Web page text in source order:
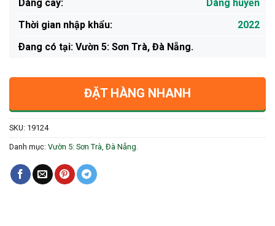
Dáng cây:
Dáng huyền
Thời gian nhập khẩu:
2022
Ðang có tại: Vườn 5: Sơn Trà, Đà Nẵng.
ĐẶT HÀNG NHANH
SKU: 19124
Danh mục: Vườn 5: Sơn Trà, Đà Nẵng.